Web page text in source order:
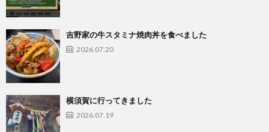
吉野家の牛スタミナ焼肉丼を食べました
2026.07.20
横須賀に行ってきました
2026.07.19